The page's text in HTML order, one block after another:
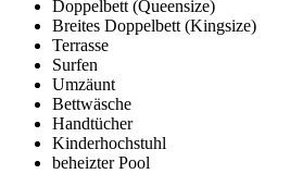
Doppelbett (Queensize)
Breites Doppelbett (Kingsize)
Terrasse
Surfen
Umzäunt
Bettwäsche
Handtücher
Kinderhochstuhl
beheizter Pool